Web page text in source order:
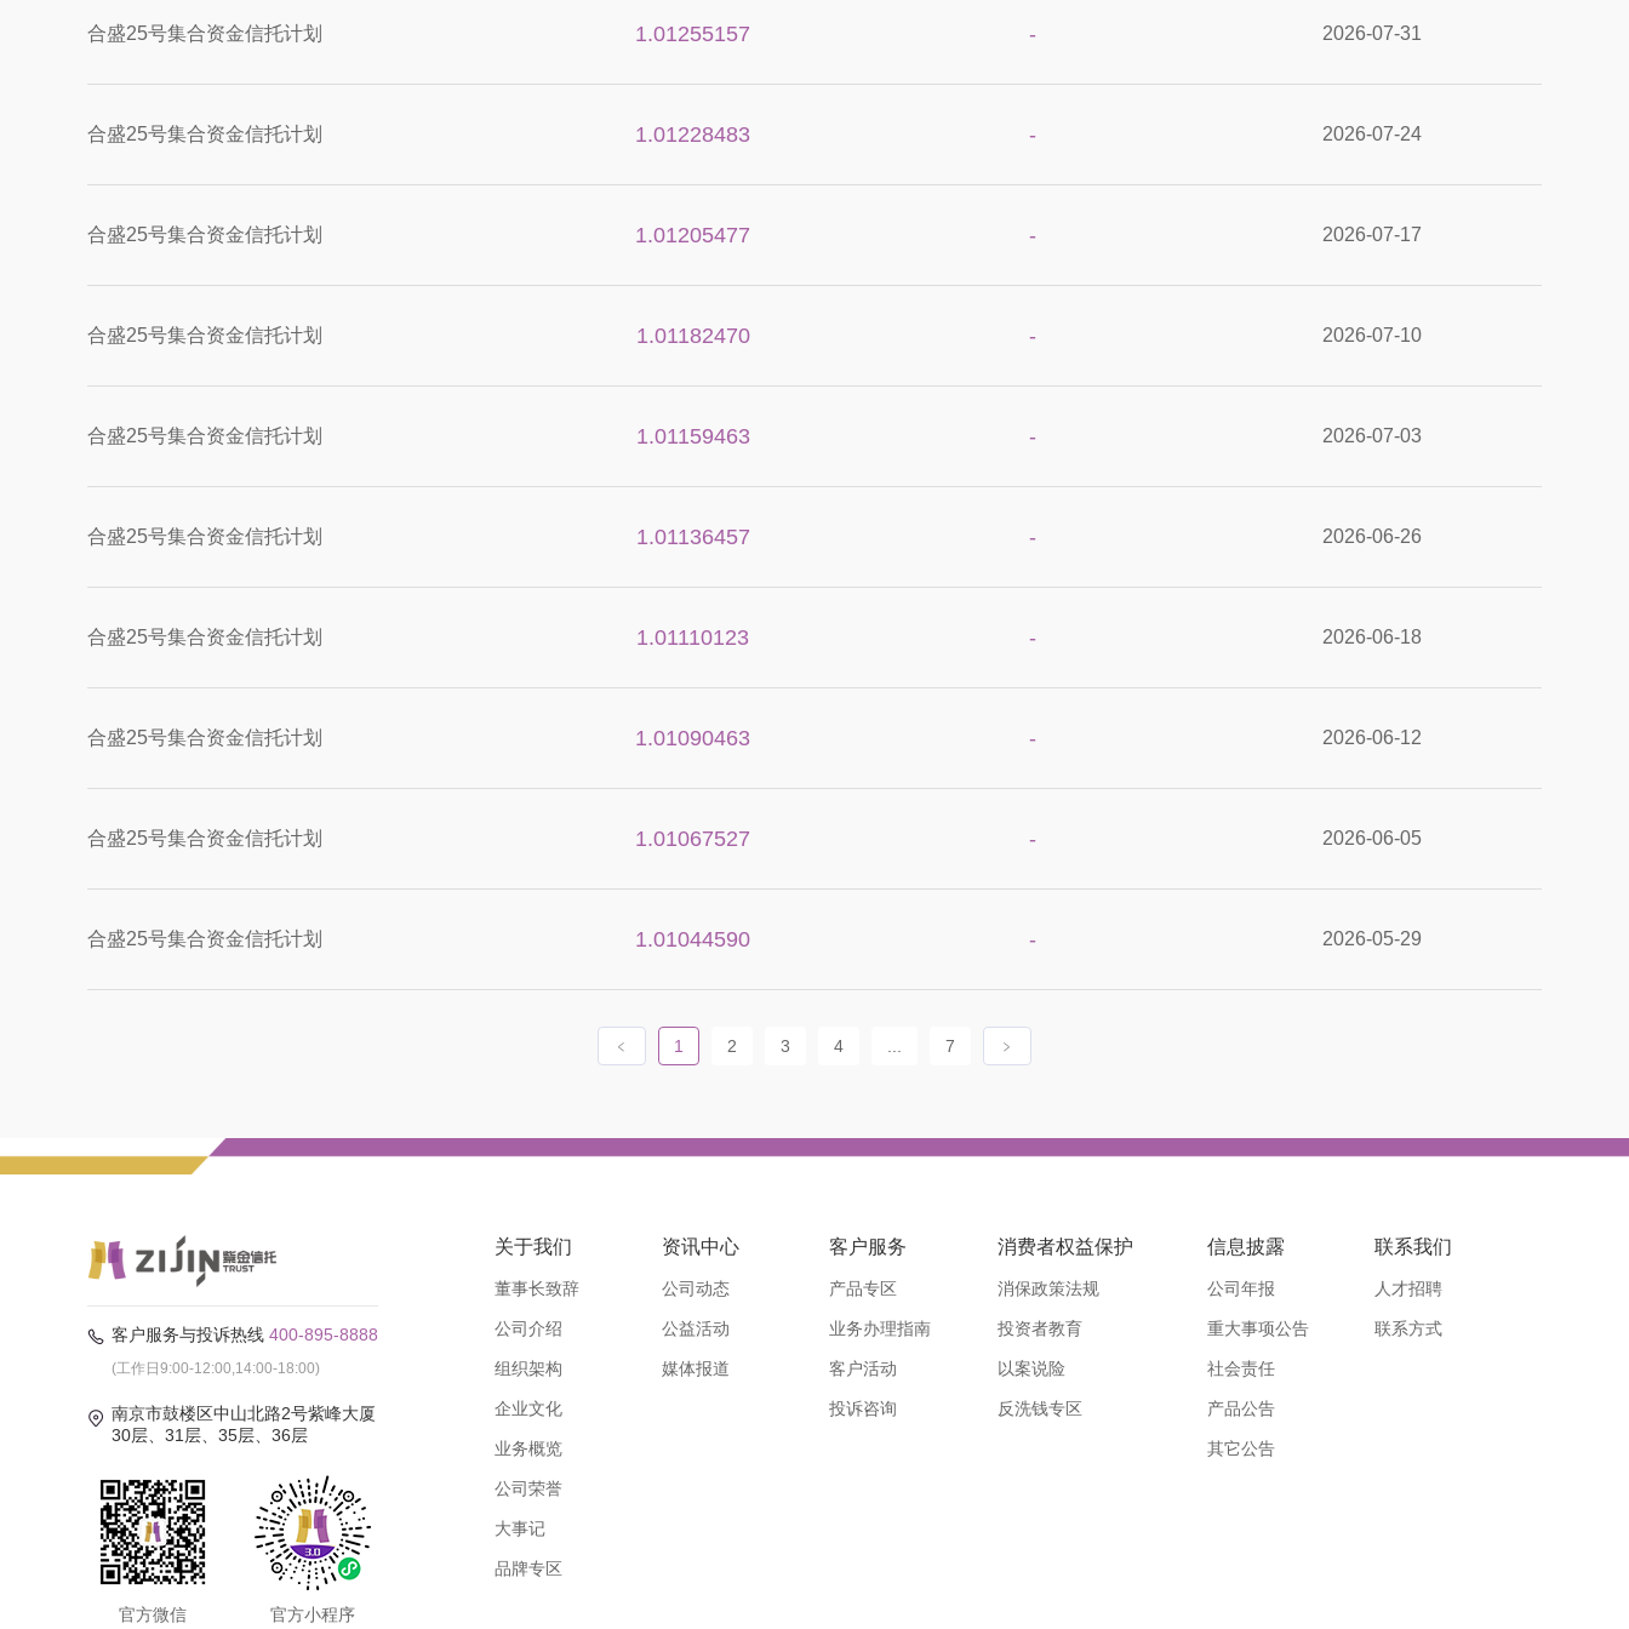
合盛25号集合资金信托计划 1.01255157 - 2026-07-31
合盛25号集合资金信托计划 1.01228483 - 2026-07-24
合盛25号集合资金信托计划 1.01205477 - 2026-07-17
合盛25号集合资金信托计划 1.01182470 - 2026-07-10
合盛25号集合资金信托计划 1.01159463 - 2026-07-03
合盛25号集合资金信托计划 1.01136457 - 2026-06-26
合盛25号集合资金信托计划 1.01110123 - 2026-06-18
合盛25号集合资金信托计划 1.01090463 - 2026-06-12
合盛25号集合资金信托计划 1.01067527 - 2026-06-05
合盛25号集合资金信托计划 1.01044590 - 2026-05-29
﹤ 1 2 3 4 7 ﹥
客户服务与投诉热线 400-895-8888
(工作日9:00-12:00,14:00-18:00)
南京市鼓楼区中山北路2号紫峰大厦
30层、31层、35层、36层
官方微信 官方小程序
关于我们
董事长致辞
公司介绍
组织架构
企业文化
业务概览
公司荣誉
大事记
品牌专区
资讯中心
公司动态
公益活动
媒体报道
客户服务
产品专区
业务办理指南
客户活动
投诉咨询
消费者权益保护
消保政策法规
投资者教育
以案说险
反洗钱专区
信息披露
公司年报
重大事项公告
社会责任
产品公告
其它公告
联系我们
人才招聘
联系方式